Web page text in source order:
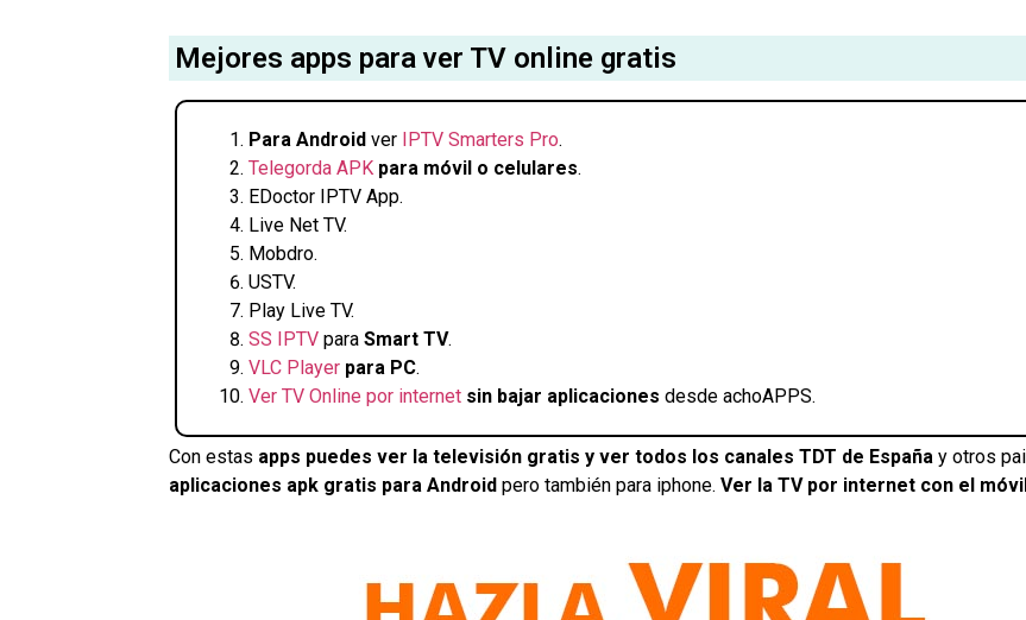
Mejores apps para ver TV online gratis
Para Android ver IPTV Smarters Pro.
Telegorda APK para móvil o celulares.
EDoctor IPTV App.
Live Net TV.
Mobdro.
USTV.
Play Live TV.
SS IPTV para Smart TV.
VLC Player para PC.
Ver TV Online por internet sin bajar aplicaciones desde achoAPPS.
Con estas apps puedes ver la televisión gratis y ver todos los canales TDT de España y otros
aplicaciones apk gratis para Android pero también para iphone. Ver la TV por internet con el